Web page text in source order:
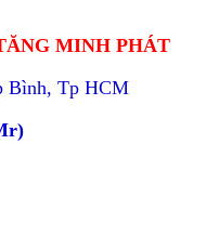
MINH PHÁT
Bình, Tp HCM